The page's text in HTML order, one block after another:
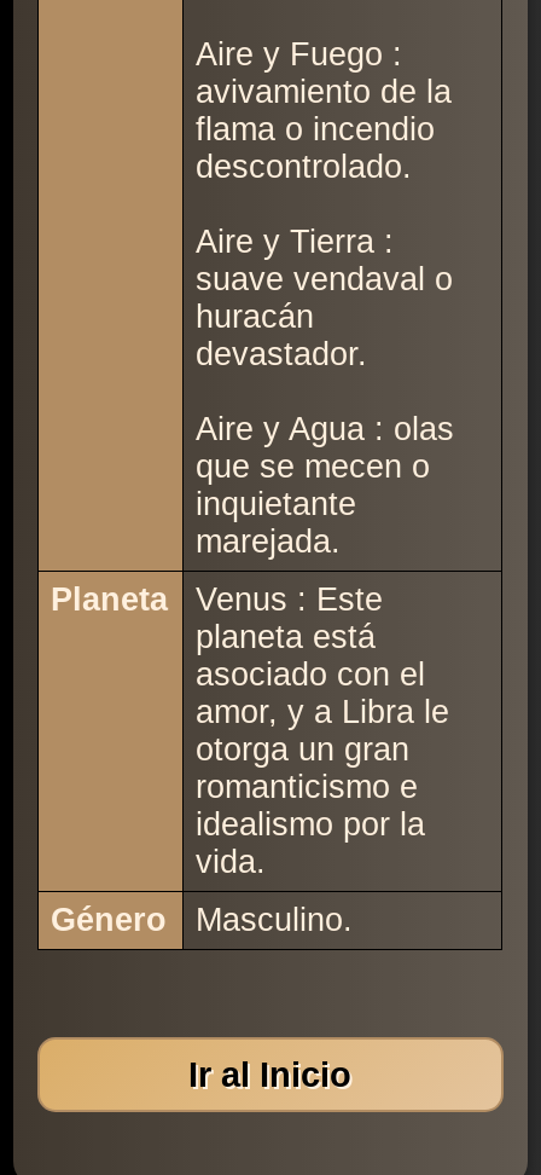
Aire y Fuego :
avivamiento de la
flama o incendio
descontrolado.
Aire y Tierra :
suave vendaval o
huracán
devastador.
Aire y Agua : olas
que se mecen o
inquietante
marejada.
Planeta
Venus : Este
planeta está
asociado con el
amor, y a Libra le
otorga un gran
romanticismo e
idealismo por la
vida.
Género
Masculino.
Ir al Inicio